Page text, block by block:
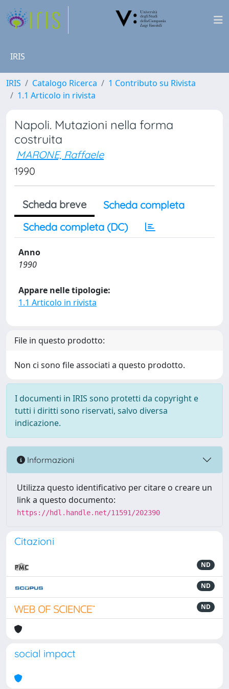
IRIS
IRIS Catalogo Ricerca
1 Contributo su Rivista
1.1 Articolo in rivista
Napoli. Mutazioni nella forma
costruita
MARONE, Raffaele
1990
Scheda breve
Scheda completa
Scheda completa (DC)
Anno
1990
Appare nelle tipologie:
1.1 Articolo in rivista
File in questo prodotto:
Non ci sono file associati a questo prodotto.
I documenti in IRIS sono protetti da copyright e
tutti i diritti sono riservati, salvo diversa
indicazione.
Informazioni
Utilizza questo identificativo per citare o creare un
link a questo documento:
https://hdl.handle.net/11591/202390
Citazioni
ND
ND
ND
social impact